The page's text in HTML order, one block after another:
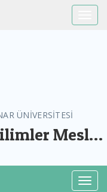
ÜNİVERSİTESİ
Meslek